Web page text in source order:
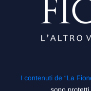
I contenuti de “La